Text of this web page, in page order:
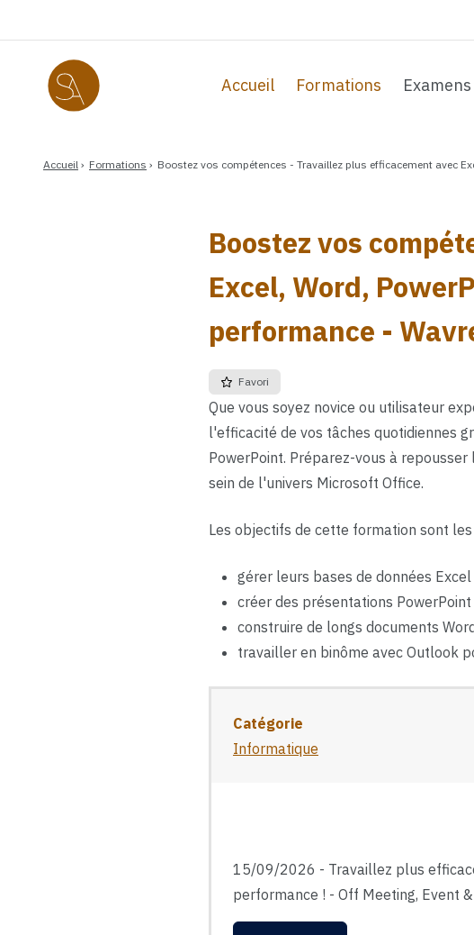
Accueil Formations Examens
Accueil Formations Boostez vos compétences - Travaillez plus efficacement avec
Boostez vos
Excel, Word,
performance -
Favori
Que vous soyez novice ou utilisateur
l'efficacité de vos tâches quotidiennes
PowerPoint. Préparez-vous à
sein de l'univers Microsoft Office.
Les objectifs de cette formation sont les
gérer leurs bases de données
créer des présentations
construire de longs documents
travailler en binôme avec Outlook
Catégorie
Informatique
15/09/2026 - Travaillez plus
performance ! - Off Meeting, Event